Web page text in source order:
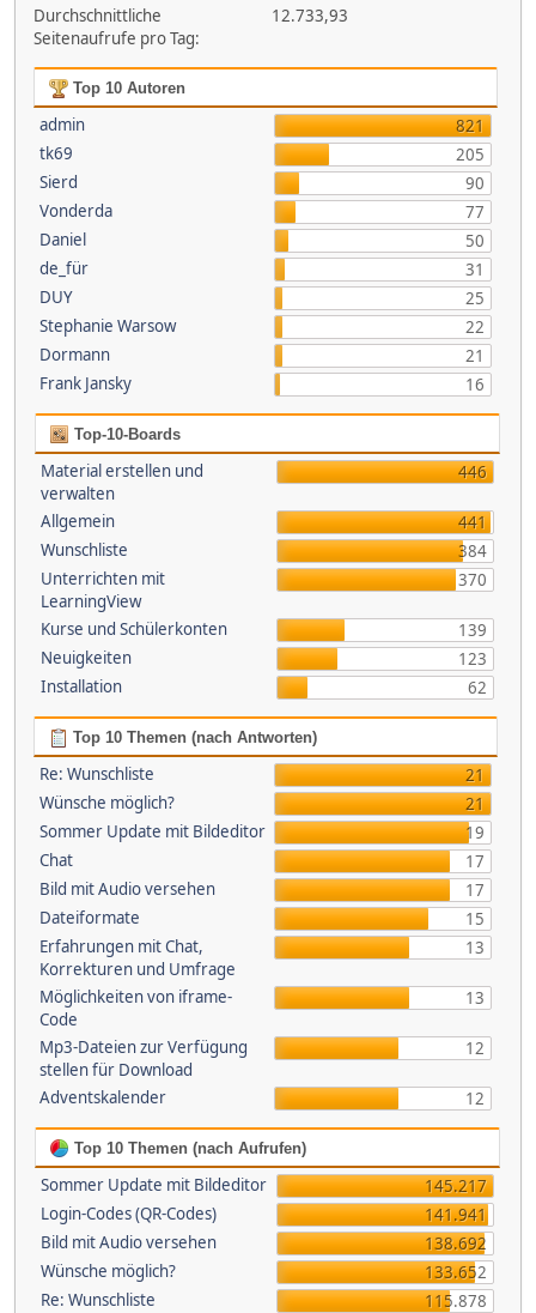
Durchschnittliche
Seitenaufrufe pro Tag:
12.733,93
Top 10 Autoren
admin
821
tk69
205
Sierd
90
Vonderda
77
Daniel
50
de_für
31
DUY
25
Stephanie Warsow
22
Dormann
21
Frank Jansky
16
Top-10-Boards
Material erstellen und
verwalten
446
Allgemein
441
Wunschliste
384
Unterrichten mit
LearningView
370
Kurse und Schülerkonten
139
Neuigkeiten
123
Installation
62
Top 10 Themen (nach Antworten)
Re: Wunschliste
21
Wünsche möglich?
21
Sommer Update mit Bildeditor
19
Chat
17
Bild mit Audio versehen
17
Dateiformate
15
Erfahrungen mit Chat,
Korrekturen und Umfrage
13
Möglichkeiten von iframe-
Code
13
Mp3-Dateien zur Verfügung
stellen für Download
12
Adventskalender 12
Top 10 Themen (nach Aufrufen)
Sommer Update mit Bildeditor
145.217
Login-Codes (QR-Codes)
141.941
Bild mit Audio versehen
138.692
Wünsche möglich?
133.652
Re: Wunschliste
115.878